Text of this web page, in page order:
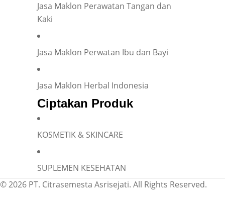
Jasa Maklon Perawatan Tangan dan
Kaki
Jasa Maklon Perwatan Ibu dan Bayi
Jasa Maklon Herbal Indonesia
Ciptakan Produk
KOSMETIK & SKINCARE
SUPLEMEN KESEHATAN
© 2026 PT. Citrasemesta Asrisejati. All Rights Reserved.